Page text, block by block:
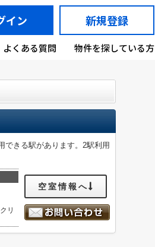
イン 新規登録
よくある質問 物件を探している方
できる駅があります。2駅利用
リ
空室情報へ